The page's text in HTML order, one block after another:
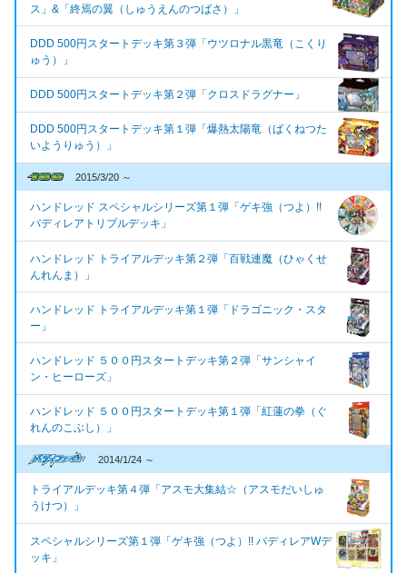
ス」&「終焉の翼（しゅうえんのつばさ）」
DDD 500円スタートデッキ第３弾「ウツロナル黒竜（こくり
ゅう）」
DDD 500円スタートデッキ第２弾「クロスドラグナー」
DDD 500円スタートデッキ第１弾「爆熱太陽竜（ばくねつた
いようりゅう）」
2015/3/20 ～
ハンドレッド スペシャルシリーズ第１弾「ゲキ強（つよ）!!
バディレアトリプルデッキ」
ハンドレッド トライアルデッキ第２弾「百戦連魔（ひゃくせ
んれんま）」
ハンドレッド トライアルデッキ第１弾「ドラゴニック・スタ
ー」
ハンドレッド ５００円スタートデッキ第２弾「サンシャイ
ン・ヒーローズ」
ハンドレッド ５００円スタートデッキ第１弾「紅蓮の拳（ぐ
れんのこぶし）」
2014/1/24 ～
トライアルデッキ第４弾「アスモ大集結☆（アスモだいしゅ
うけつ）」
スペシャルシリーズ第１弾「ゲキ強（つよ）!! バディレアWデ
ッキ」